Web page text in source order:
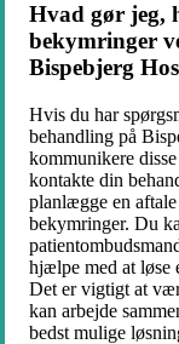
Hvad gør jeg,
bekymringer
Bispebjerg
Hvis du har
behandling på
kommunikere
kontakte din
planlægge en
bekymringer. Du
hjælpe med at løse
Det er vigtigt at
kan arbejde
bedst mulige